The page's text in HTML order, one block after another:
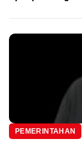
PEMERINTAHAN